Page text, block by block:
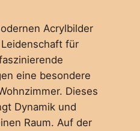
Acrylbilder
für
eine besondere
Dieses
Dynamik und
Raum. Auf der